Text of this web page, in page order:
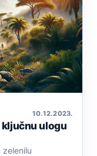
10. 12. 2023.
ključnu ulogu